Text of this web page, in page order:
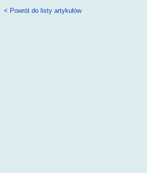
< Powrót do listy artykułów